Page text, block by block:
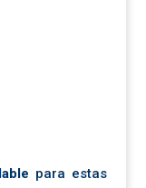
para estas